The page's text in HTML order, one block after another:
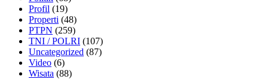
Profil (19)
Properti (48)
PTPN (259)
TNI / POLRI (107)
Uncategorized (87)
Video (6)
Wisata (88)